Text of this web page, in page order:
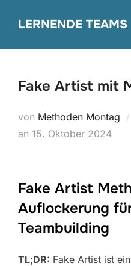
InhaltLERNENDE TEAMS
Fake Artist mit
von Methoden Montag
an Veröffentlicht
15. Oktober 2024
Fake Artist
Auflockerung
Teambuilding
TL;DR: Fake Artist ist